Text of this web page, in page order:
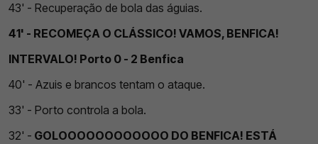
43' - Recuperação de bola das águias.
41' - RECOMEÇA O CLÁSSICO! VAMOS, BENFICA!
INTERVALO! Porto 0 - 2 Benfica
40' - Azuis e brancos tentam o ataque.
33' - Porto controla a bola.
32' - GOLOOOOOOOOOOOO DO BENFICA! ESTÁ